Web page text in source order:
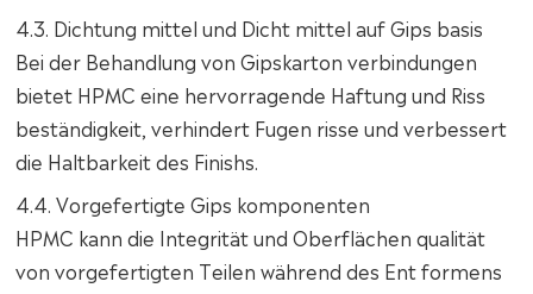
4.3. Dichtung mittel und Dicht mittel auf Gips basis
Bei der Behandlung von Gipskarton verbindungen
bietet HPMC eine hervorragende Haftung und Riss
beständigkeit, verhindert Fugen risse und verbessert
die Haltbarkeit des Finishs.
4.4. Vorgefertigte Gips komponenten
HPMC kann die Integrität und Oberflächen qualität
von vorgefertigten Teilen während des Ent formens